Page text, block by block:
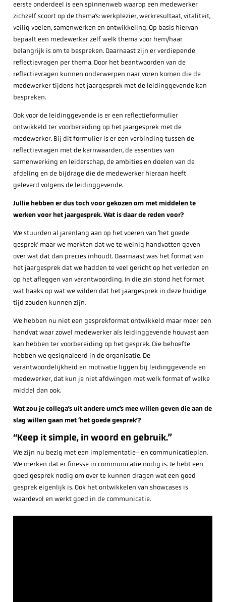
eerste onderdeel is een spinnenweb waarop een medewerker
zichzelf scoort op de thema’s: werkplezier, werkresultaat, vitaliteit,
veilig voelen, samenwerken en ontwikkeling. Op basis hiervan
bepaalt een medewerker zelf welk thema voor hem/haar
belangrijk is om te bespreken. Daarnaast zijn er verdiepende
reflectievragen per thema. Door het beantwoorden van de
reflectievragen kunnen onderwerpen naar voren komen die de
medewerker tijdens het jaargesprek met de leidinggevende kan
bespreken.
Ook voor de leidinggevende is er een reflectieformulier
ontwikkeld ter voorbereiding op het jaargesprek met de
medewerker. Bij dit formulier is er een verbinding tussen de
reflectievragen met de kernwaarden, de essenties van
samenwerking en leiderschap, de ambities en doelen van de
afdeling en de bijdrage die de medewerker hieraan heeft
geleverd volgens de leidinggevende.
Jullie hebben er dus toch voor gekozen om met middelen te
werken voor het jaargesprek. Wat is daar de reden voor?
We stuurden al jarenlang aan op het voeren van ‘het goede
gesprek’ maar we merkten dat we te weinig handvatten gaven
over wat dat dan precies inhoudt. Daarnaast was het format van
het jaargesprek dat we hadden te veel gericht op het verleden en
op het afleggen van verantwoording. In die zin stond het format
wat haaks op wat we wilden dat het jaargesprek in deze huidige
tijd zouden kunnen zijn.
We hebben nu niet een gesprekformat ontwikkeld maar meer een
handvat waar zowel medewerker als leidinggevende houvast aan
kan hebben ter voorbereiding op het gesprek. Die behoefte
hebben we gesignaleerd in de organisatie. De
verantwoordelijkheid en motivatie liggen bij leidinggevende en
medewerker, dat kun je niet afdwingen met welk format of welke
middel dan ook.
Wat zou je collega’s uit andere umc’s mee willen geven die aan de
slag willen gaan met ‘het goede gesprek’?
“Keep it simple, in woord en gebruik.”
We zijn nu bezig met een implementatie- en communicatieplan.
We merken dat er finesse in communicatie nodig is. Je hebt een
goed gesprek nodig om over te kunnen dragen wat een goed
gesprek eigenlijk is. Ook het ontwikkelen van showcases is
waardevol en werkt goed in de communicatie.